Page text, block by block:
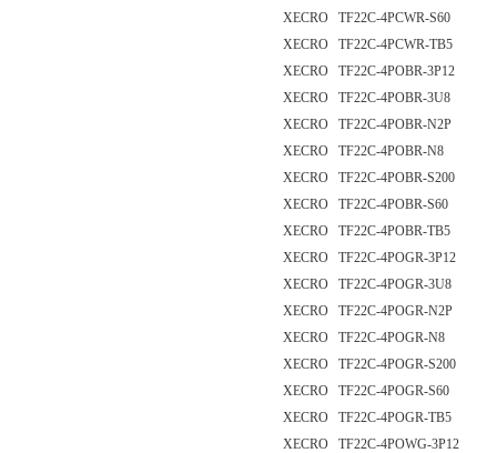
XECRO TF22C-4PCWR-S60
XECRO TF22C-4PCWR-TB5
XECRO TF22C-4POBR-3P12
XECRO TF22C-4POBR-3U8
XECRO TF22C-4POBR-N2P
XECRO TF22C-4POBR-N8
XECRO TF22C-4POBR-S200
XECRO TF22C-4POBR-S60
XECRO TF22C-4POBR-TB5
XECRO TF22C-4POGR-3P12
XECRO TF22C-4POGR-3U8
XECRO TF22C-4POGR-N2P
XECRO TF22C-4POGR-N8
XECRO TF22C-4POGR-S200
XECRO TF22C-4POGR-S60
XECRO TF22C-4POGR-TB5
XECRO TF22C-4POWG-3P12